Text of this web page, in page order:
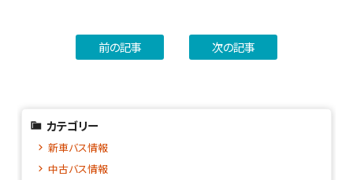
前の記事 次の記事
カテゴリー
新車バス情報
中古バス情報